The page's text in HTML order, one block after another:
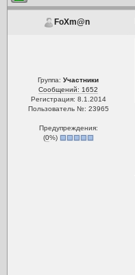
FoXm@n
Группа:Участники
Сообщений: 1652
Регистрация: 8.1.2014
Пользователь №: 23965
Предупреждения:
(0%)